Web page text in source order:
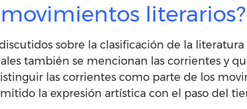
literarios?
sobre la clasificación de la
también se mencionan las corrientes y
las corrientes como parte de los
la expresión artística con el paso del